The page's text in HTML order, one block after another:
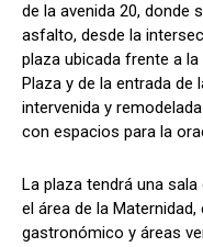
de la avenida 20, donde
asfalto, desde la
plaza ubicada frente a
Plaza y de la entrada de
intervenida y
con espacios para la
La plaza tendrá una
el área de la
gastronómico y áreas